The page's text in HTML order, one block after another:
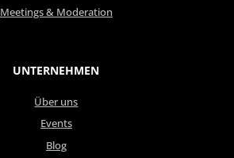
Meetings & Moderation
UNTERNEHMEN
Über uns
Events
Blog